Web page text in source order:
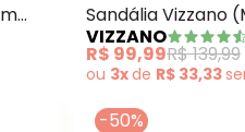
Sandália Vizzano
Sisntético
VIZZANO
R$ 99,99R$ 139,99
ou 3xde R$ 33,33
-50%